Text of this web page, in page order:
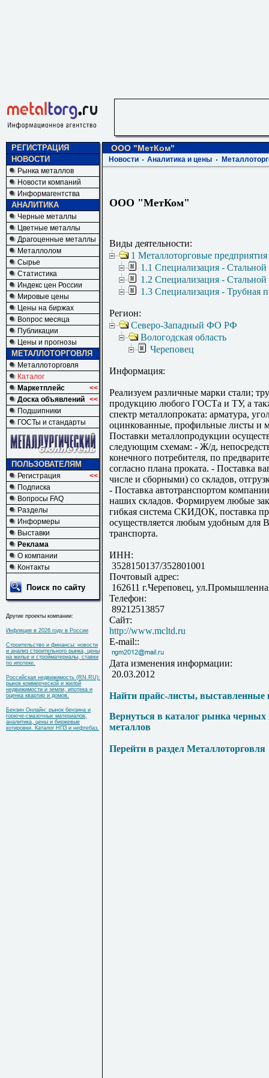
РЕГИСТРАЦИЯ
НОВОСТИ
Рынка металлов
Новости компаний
Информагентства
АНАЛИТИКА
Черные металлы
Цветные металлы
Драгоценные металлы
Металлолом
Сырье
Статистика
Индекс цен России
Мировые цены
Цены на биржах
Вопрос месяца
Публикации
Цены и прогнозы
МЕТАЛЛОТОРГОВЛЯ
Металлоторговля
Каталог
Маркетплейс
<<
Доска объявлений <<
Подшипники
ГОСТы и стандарты
ПОЛЬЗОВАТЕЛЯМ
Регистрация
<<
Подписка
Вопросы FAQ
Разделы
Информеры
Выставки
Реклама
О компании
Контакты
Поиск по сайту
Другие проекты компании:
Инфляция в 2026 году в России
Строительство и финансы: новости
и анализ строительного рынка, цены
на жилье и стройматериалы, ставки
по ипотеке.
Российская недвижимость (RN.RU):
рынок коммерческой и жилой
недвижимости и земли, ипотека и
оценка квартир и домов.
Бензин Онлайн: рынок бензина и
горюче-смазочных материалов,
аналитика, цены и биржевые
котировки. Каталог НПЗ и нефтебаз.
ООО "МетКом"
Новости Аналитика и цены
ООО "МетКом"
Виды деятельности:
1 Металлоторговые
1.1 Специализация - Стальной
1.2 Специализация -
1.3 Специализация - Трубная
Регион:
Северо-Западный ФО РФ
Вологодская область
Череповец
Информация:
Реализуем различные марки стали;
продукцию любого ГОСТа и ТУ, а
спектр металлопроката: арматура,
оцинкованные, профильные листы и
Поставки металлопродукции
следующим схемам: - Ж/д,
конечного потребителя, по
согласно плана проката. - Поставка
числе и сборными) со складов,
- Поставка автотранспортом
наших складов. Формируем любые
гибкая система СКИДОК, поставка
осуществляется любым удобным для
транспорта.
ИНН:
3528150137/352801001
Почтовый адрес:
162611 г.Череповец,
Телефон:
89212513857
Сайт:
http://www.mcltd.ru
E-mail::
Дата изменения информации:
20.03.2012
Найти прайс-листы, выставленные
Вернуться в каталог рынка
металлов
Перейти в раздел Металлоторговля